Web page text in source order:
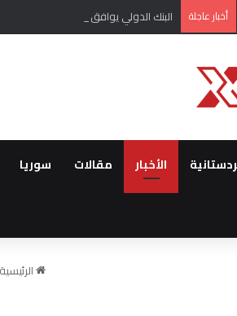
أخبار عاجلة البنك الدولي يوافق على منح سوريا 100 مليون دولار لتحديث القطاع المالي
الأخبار مقالات سوريا
الرئيسية